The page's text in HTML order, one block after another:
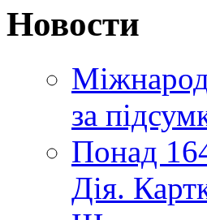
Новости
за
Понад
Дія.